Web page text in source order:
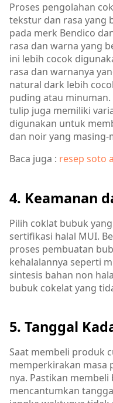
Proses pengolahan
tekstur dan rasa yang
pada merk Bendico
rasa dan warna yang
ini lebih cocok
rasa dan warnanya
natural dark lebih
puding atau
tulip juga memiliki
digunakan untuk
dan noir yang
Baca juga : resep soto
4. Keamanan
Pilih coklat bubuk
sertifikasi halal MUI.
proses pembuatan
kehalalannya seperti
sintesis bahan non
bubuk cokelat yang
5. Tanggal
Saat membeli produk
memperkirakan masa
nya. Pastikan membeli
mencantumkan